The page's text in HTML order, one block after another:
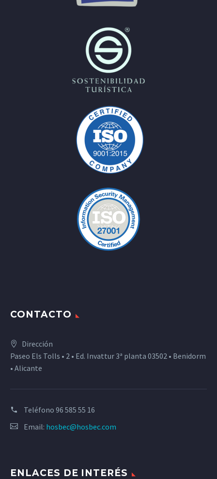
CONTACTO
Dirección
Paseo Els Tolls • 2 • Ed. Invattur 3ª planta 03502 • Benidorm
• Alicante
Teléfono 96 585 55 16
Email: hosbec@hosbec.com
ENLACES DE INTERÉS